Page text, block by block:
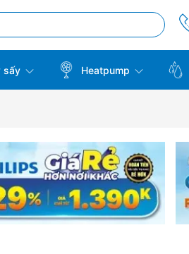
sấy Heatpump